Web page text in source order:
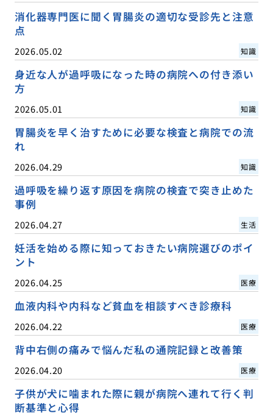
消化器専門医に聞く胃腸炎の適切な受診先と注意
点
2026.05.02 知識
身近な人が過呼吸になった時の病院への付き添い
方
2026.05.01 知識
胃腸炎を早く治すために必要な検査と病院での流
れ
2026.04.29 知識
過呼吸を繰り返す原因を病院の検査で突き止めた
事例
2026.04.27 生活
妊活を始める際に知っておきたい病院選びのポイ
ント
2026.04.25 医療
血液内科や内科など貧血を相談すべき診療科
2026.04.22 医療
背中右側の痛みで悩んだ私の通院記録と改善策
2026.04.20 医療
子供が犬に噛まれた際に親が病院へ連れて行く判
断基準と心得